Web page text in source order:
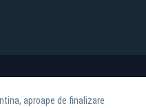
aproape de finalizare